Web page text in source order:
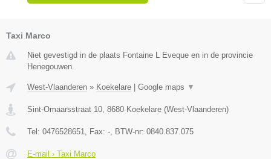
Taxi Marco
Niet gevestigd in de plaats Fontaine L Eveque en in de provincie
Henegouwen.
West-Vlaanderen » Koekelare Google maps ▼
Sint-Omaarsstraat 10 8680 Koekelare (West-Vlaanderen)
Tel: 0476528651 , Fax: - , BTW-nr: 0840.837.075
E-mail › Taxi Marco